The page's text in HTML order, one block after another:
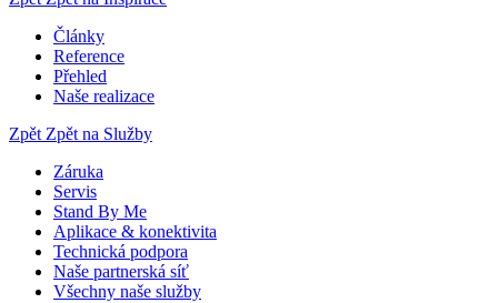
Články
Reference
Přehled
Naše realizace
Zpět Zpět na Služby
Záruka
Servis
Stand By Me
Aplikace & konektivita
Technická podpora
Naše partnerská síť
Všechny naše služby